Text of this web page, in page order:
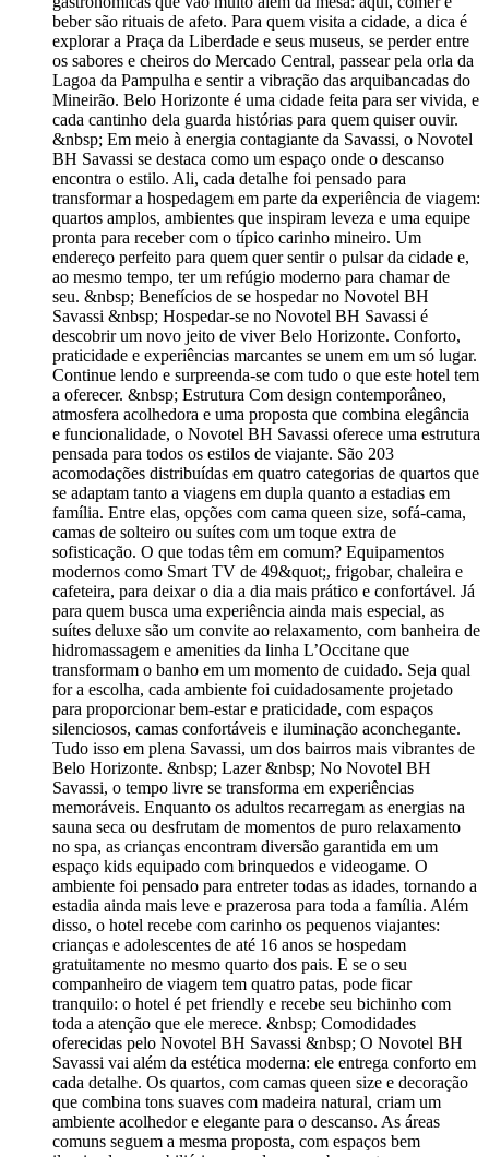
beber são rituais de afeto. Para quem visita a cidade, a dica é
explorar a Praça da Liberdade e seus museus, se perder entre
os sabores e cheiros do Mercado Central, passear pela orla da
Lagoa da Pampulha e sentir a vibração das arquibancadas do
Mineirão. Belo Horizonte é uma cidade feita para ser vivida, e
cada cantinho dela guarda histórias para quem quiser ouvir.
&nbsp; Em meio à energia contagiante da Savassi, o Novotel
BH Savassi se destaca como um espaço onde o descanso
encontra o estilo. Ali, cada detalhe foi pensado para
transformar a hospedagem em parte da experiência de viagem:
quartos amplos, ambientes que inspiram leveza e uma equipe
pronta para receber com o típico carinho mineiro. Um
endereço perfeito para quem quer sentir o pulsar da cidade e,
ao mesmo tempo, ter um refúgio moderno para chamar de
seu. &nbsp; Benefícios de se hospedar no Novotel BH
Savassi &nbsp; Hospedar-se no Novotel BH Savassi é
descobrir um novo jeito de viver Belo Horizonte. Conforto,
praticidade e experiências marcantes se unem em um só lugar.
Continue lendo e surpreenda-se com tudo o que este hotel tem
a oferecer. &nbsp; Estrutura Com design contemporâneo,
atmosfera acolhedora e uma proposta que combina elegância
e funcionalidade, o Novotel BH Savassi oferece uma estrutura
pensada para todos os estilos de viajante. São 203
acomodações distribuídas em quatro categorias de quartos que
se adaptam tanto a viagens em dupla quanto a estadias em
família. Entre elas, opções com cama queen size, sofá-cama,
camas de solteiro ou suítes com um toque extra de
sofisticação. O que todas têm em comum? Equipamentos
modernos como Smart TV de 49&quot;, frigobar, chaleira e
cafeteira, para deixar o dia a dia mais prático e confortável. Já
para quem busca uma experiência ainda mais especial, as
suítes deluxe são um convite ao relaxamento, com banheira de
hidromassagem e amenities da linha L’Occitane que
transformam o banho em um momento de cuidado. Seja qual
for a escolha, cada ambiente foi cuidadosamente projetado
para proporcionar bem-estar e praticidade, com espaços
silenciosos, camas confortáveis e iluminação aconchegante.
Tudo isso em plena Savassi, um dos bairros mais vibrantes de
Belo Horizonte. &nbsp; Lazer &nbsp; No Novotel BH
Savassi, o tempo livre se transforma em experiências
memoráveis. Enquanto os adultos recarregam as energias na
sauna seca ou desfrutam de momentos de puro relaxamento
no spa, as crianças encontram diversão garantida em um
espaço kids equipado com brinquedos e videogame. O
ambiente foi pensado para entreter todas as idades, tornando a
estadia ainda mais leve e prazerosa para toda a família. Além
disso, o hotel recebe com carinho os pequenos viajantes:
crianças e adolescentes de até 16 anos se hospedam
gratuitamente no mesmo quarto dos pais. E se o seu
companheiro de viagem tem quatro patas, pode ficar
tranquilo: o hotel é pet friendly e recebe seu bichinho com
toda a atenção que ele merece. &nbsp; Comodidades
oferecidas pelo Novotel BH Savassi &nbsp; O Novotel BH
Savassi vai além da estética moderna: ele entrega conforto em
cada detalhe. Os quartos, com camas queen size e decoração
que combina tons suaves com madeira natural, criam um
ambiente acolhedor e elegante para o descanso. As áreas
comuns seguem a mesma proposta, com espaços bem